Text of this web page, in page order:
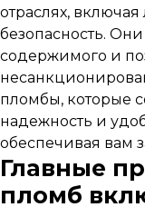
отраслях,
безопасность.
содержимого и
пломбы, которые
надежность и
обеспечивая вам
Главные
пломб